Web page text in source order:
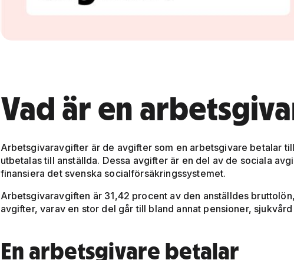
Vad är en
Arbetsgivaravgifter är de avgifter som en arbetsgivare betalar
utbetalas till anställda. Dessa avgifter är en del av de sociala
finansiera det svenska socialförsäkringssystemet.
Arbetsgivaravgiften är 31,42 procent av den anställdes
avgifter, varav en stor del går till bland annat pensioner,
En arbetsgivare betalar